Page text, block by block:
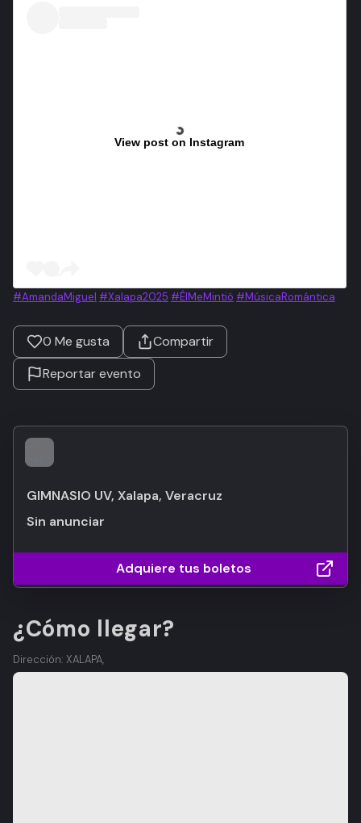
View post on Instagram
#AmandaMiguel #Xalapa2025 #ÉlMeMintió #MúsicaRomántica
0 Me gusta
Compartir
Reportar evento
Sin
GIMNASIO UV, Xalapa, Veracruz
Sin anunciar
Adquiere tus boletos
¿Cómo llegar?
Dirección: XALAPA,